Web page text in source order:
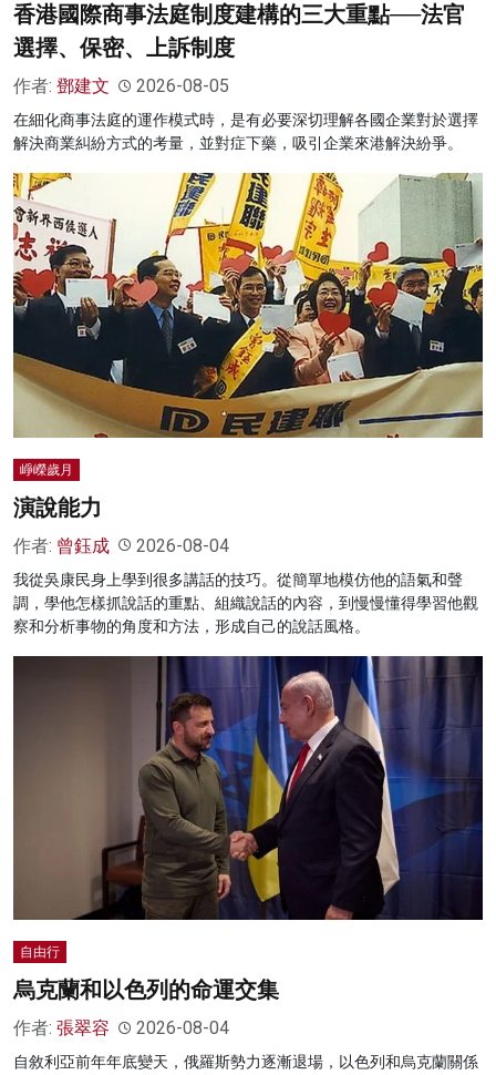
香港國際商事法庭制度建構的三大重點──法官
選擇、保密、上訴制度
作者: 鄧建文 2026-08-05
在細化商事法庭的運作模式時，是有必要深切理解各國企業對於選擇
解決商業糾紛方式的考量，並對症下藥，吸引企業來港解決紛爭。
崢嶸歲月
演說能力
作者: 曾鈺成 2026-08-04
我從吳康民身上學到很多講話的技巧。從簡單地模仿他的語氣和聲
調，學他怎樣抓說話的重點、組織說話的內容，到慢慢懂得學習他觀
察和分析事物的角度和方法，形成自己的說話風格。
自由行
烏克蘭和以色列的命運交集
作者: 張翠容 2026-08-04
自敘利亞前年年底變天，俄羅斯勢力逐漸退場，以色列和烏克蘭關係